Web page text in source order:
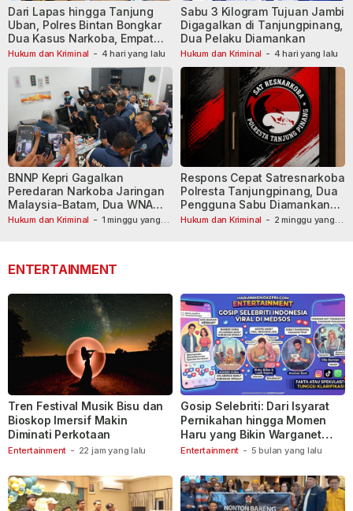
Hukum dan Kriminal - 4 hari yang lalu
Dari Lapas hingga Tanjung
Uban, Polres Bintan Bongkar
Dua Kasus Narkoba, Empat
Tersangka Dibekuk
Hukum dan Kriminal - 4 hari yang lalu
Sabu 3 Kilogram Tujuan Jambi
Digagalkan di Tanjungpinang,
Dua Pelaku Diamankan
Hukum dan Kriminal - 1 minggu yang
BNNP Kepri Gagalkan
Peredaran Narkoba Jaringan
Malaysia-Batam, Dua WNA
Masih Diburu
Hukum dan Kriminal - 2 minggu yang
Respons Cepat Satresnarkoba
Polresta Tanjungpinang, Dua
Pengguna Sabu Diamankan
Usai Dilaporkan ke Call Center
ENTERTAINMENT
Entertainment - 22 jam yang lalu
Tren Festival Musik Bisu dan
Bioskop Imersif Makin
Diminati Perkotaan
Entertainment - 5 bulan yang lalu
Gosip Selebriti: Dari Isyarat
Pernikahan hingga Momen
Haru yang Bikin Warganet
Berspekulasi